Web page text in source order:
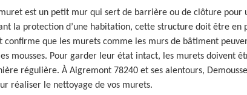
muret est un petit mur qui sert de barrière ou de clôture pour
la protection d’une habitation, cette structure doit être en
confirme que les murets comme les murs de bâtiment
mousses. Pour garder leur état intact, les murets doivent
régulière. À Aigremont 78240 et ses alentours,
réaliser le nettoyage de vos murets.